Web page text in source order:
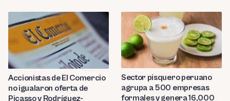
Accionistas de El Comercio
no igualaron oferta de
Picasso y Rodríguez-
Sector pisquero peruano
agrupa a 500 empresas
formales y genera 16,000